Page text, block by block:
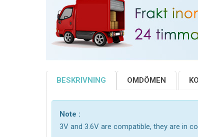
BESKRIVNING OMDÖMEN
Note :
3V and 3.6V are compatible, they are in